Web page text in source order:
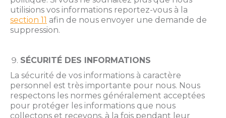
utilisions vos informations reportez-vous à la
section 11 afin de nous envoyer une demande de
suppression.
SÉCURITÉ DES INFORMATIONS
La sécurité de vos informations à caractère
personnel est très importante pour nous. Nous
respectons les normes généralement acceptées
pour protéger les informations que nous
collectons et recevons, à la fois pendant leur